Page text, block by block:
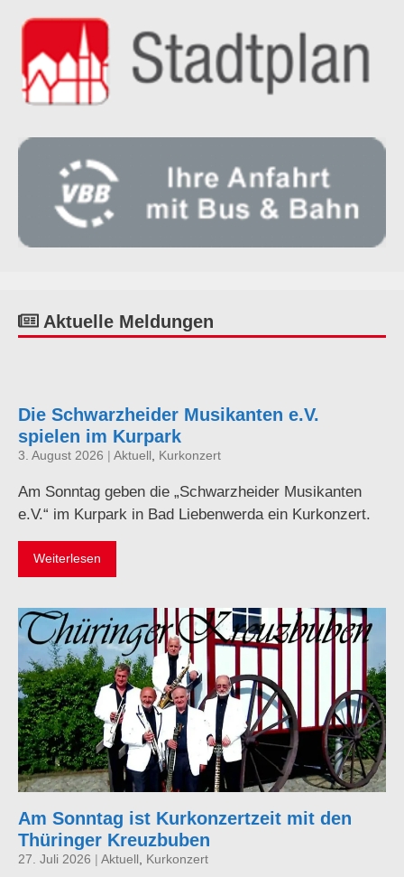
Aktuelle Meldungen
Die Schwarzheider Musikanten e.V.
spielen im Kurpark
3. August 2026 | Aktuell Kurkonzert
Am Sonntag geben die „Schwarzheider Musikanten
e.V.“ im Kurpark in Bad Liebenwerda ein Kurkonzert.
Weiterlesen
Am Sonntag ist Kurkonzertzeit mit den
Thüringer Kreuzbuben
27. Juli 2026 | Aktuell Kurkonzert